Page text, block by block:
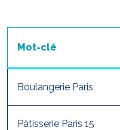
Mot-clé
Boulangerie Paris
Pâtisserie Paris 15